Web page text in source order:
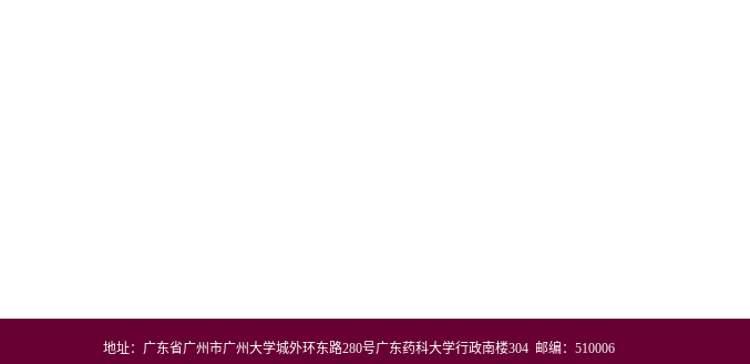
地址：广东省广州市广州大学城外环东路280号广东药科大学行政南楼304 邮编：510006